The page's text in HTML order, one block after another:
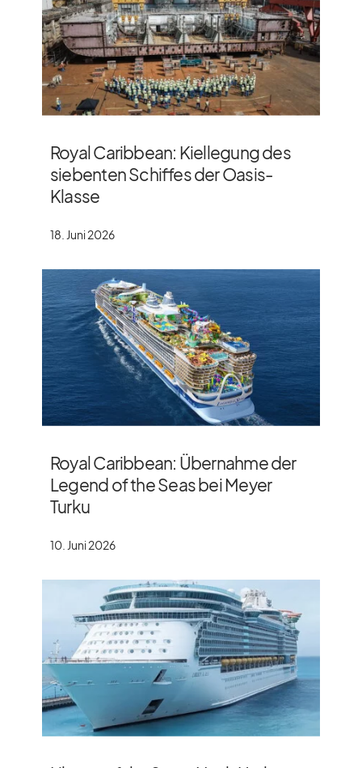
Royal Caribbean: Kiellegung des
siebenten Schiffes der Oasis-
Klasse
18. Juni 2026
Royal Caribbean: Übernahme der
Legend of the Seas bei Meyer
Turku
10. Juni 2026